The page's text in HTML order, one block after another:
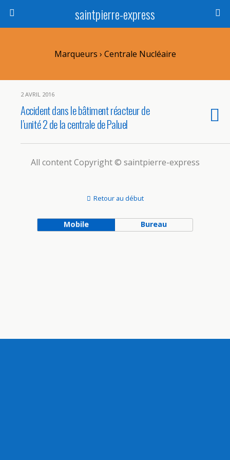
saintpierre-express
Marqueurs › Centrale Nucléaire
2 AVRIL 2016
Accident dans le bâtiment réacteur de
l’unité 2 de la centrale de Paluel
All content Copyright © saintpierre-express
Retour au début
Mobile Bureau